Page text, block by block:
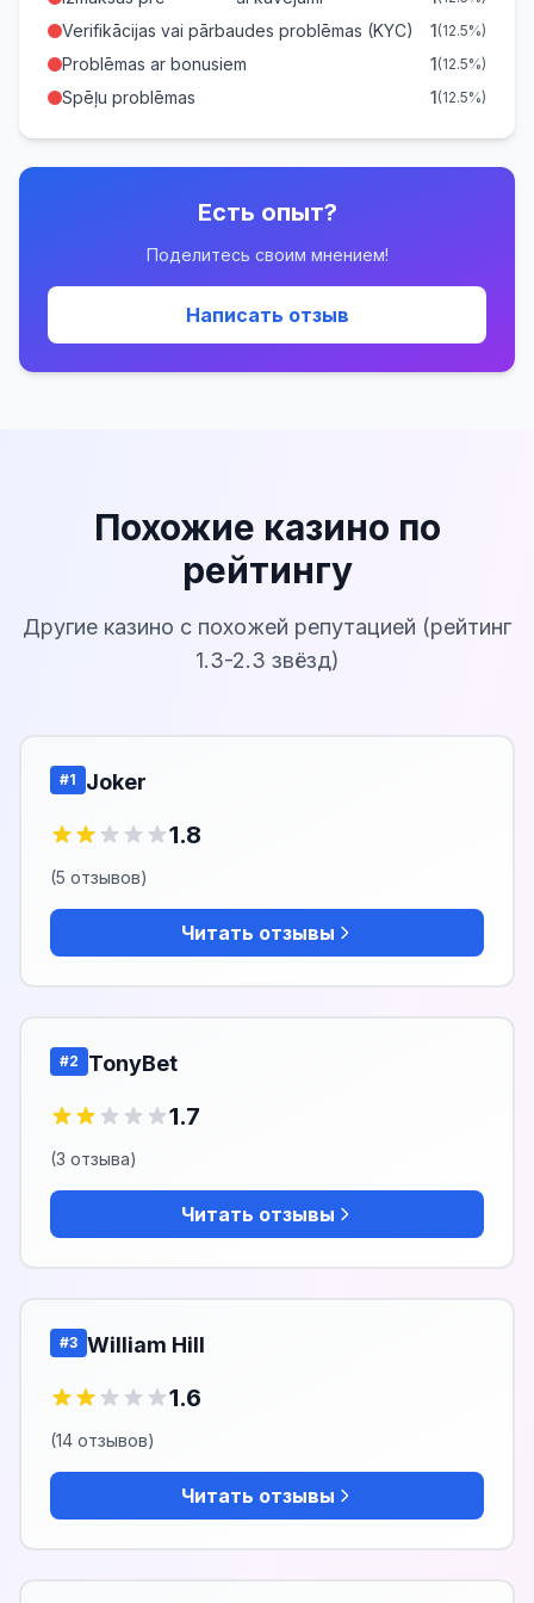
Verifikācijas vai pārbaudes problēmas (KYC) 1(12.5%)
Problēmas ar bonusiem 1(12.5%)
Spēļu problēmas 1(12.5%)
Есть опыт?
Поделитесь своим мнением!
Написать отзыв
Похожие казино по
рейтингу
Другие казино с похожей репутацией (рейтинг
1.3-2.3 звёзд)
#1 Joker
1.8
(5 отзывов)
Читать отзывы
#2 TonyBet
1.7
(3 отзыва)
Читать отзывы
#3 William Hill
1.6
(14 отзывов)
Читать отзывы